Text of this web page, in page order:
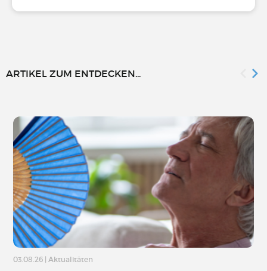
ARTIKEL ZUM ENTDECKEN...
03.08.26 Aktualitäten